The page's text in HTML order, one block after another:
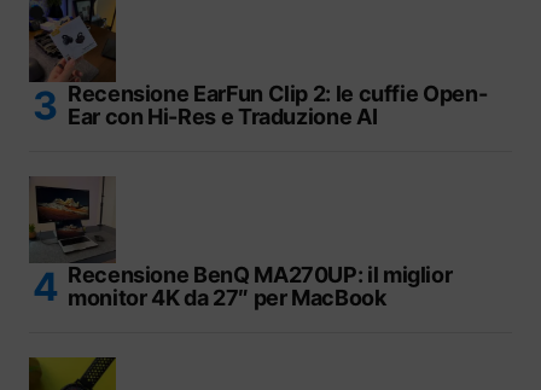
Recensione EarFun Clip 2: le cuffie Open-
Ear con Hi-Res e Traduzione AI
Recensione BenQ MA270UP: il miglior
monitor 4K da 27″ per MacBook